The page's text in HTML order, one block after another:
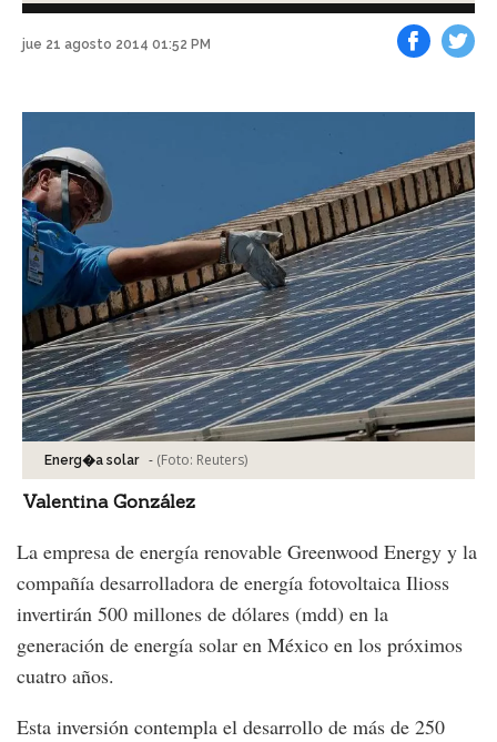
jue 21 agosto 2014 01:52 PM
Energ�a solar - (Foto: Reuters)
Valentina González
La empresa de energía renovable Greenwood Energy y la
compañía desarrolladora de energía fotovoltaica Ilioss
invertirán 500 millones de dólares (mdd) en la
generación de energía solar en México en los próximos
cuatro años.
Esta inversión contempla el desarrollo de más de 250